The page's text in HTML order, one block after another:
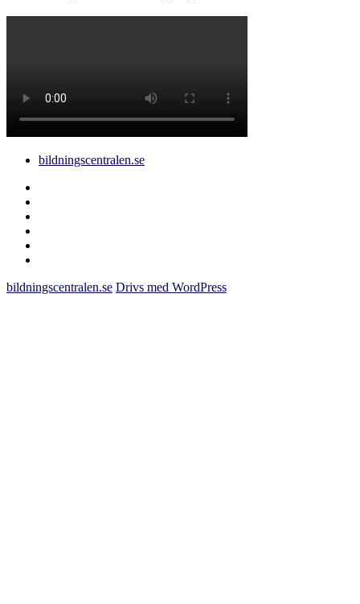
bildningscentralen.se
bildningscentralen.se Drivs med WordPress